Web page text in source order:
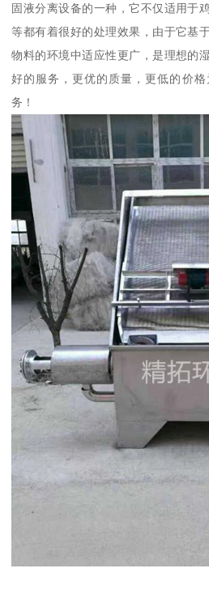
固液分离设备的一种，它不仅适用于
等都有着很好的处理效果，由于它基
物料的环境中适应性更广，是理想的
好的服务，更优的质量，更低的价
务！